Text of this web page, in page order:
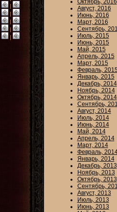
|
|
|
|
|
Октябрь, 2016
Август, 2016
Июнь, 2016
Март, 2016
Сентябрь,
Июль, 2015
Июнь, 2015
Май, 2015
Апрель, 2015
Март, 2015
Февраль, 2015
Январь, 2015
Декабрь, 2014
Ноябрь, 2014
Октябрь, 2014
Сентябрь,
Август, 2014
Июль, 2014
Июнь, 2014
Май, 2014
Апрель, 2014
Март, 2014
Февраль,
Январь, 2014
Декабрь, 2013
Ноябрь, 2013
Октябрь, 2013
Сентябрь,
Август, 2013
Июль, 2013
Июнь, 2013